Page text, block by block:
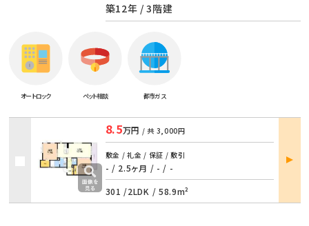
築12年 / 3階建
オートロック ペット相談 都市ガス
8.5万円 / 共 3,000円
敷金 / 礼金 / 保証 / 敷引
- / 2.5ヶ月 / - / -
301 /2LDK / 58.9m²
部屋
詳細